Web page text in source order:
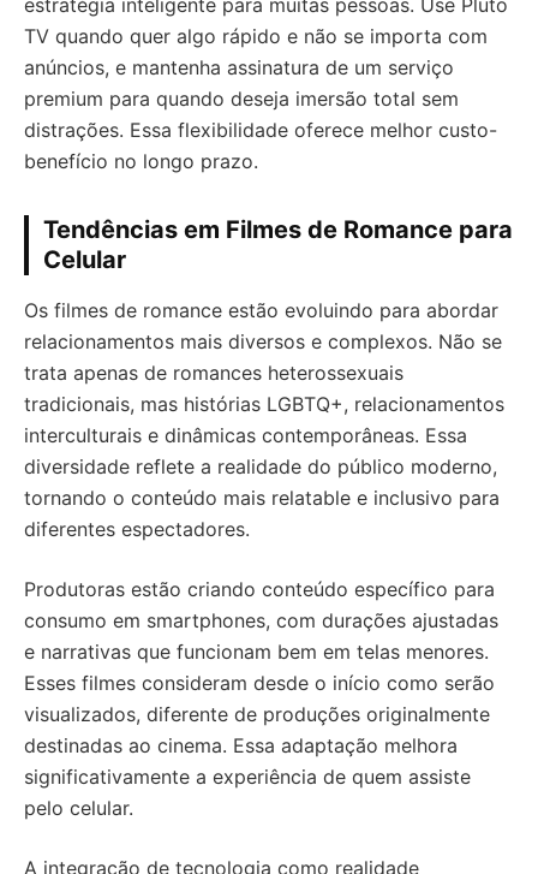
estratégia inteligente para muitas pessoas. Use Pluto
TV quando quer algo rápido e não se importa com
anúncios, e mantenha assinatura de um serviço
premium para quando deseja imersão total sem
distrações. Essa flexibilidade oferece melhor custo-
benefício no longo prazo.
Tendências em Filmes de Romance para
Celular
Os filmes de romance estão evoluindo para abordar
relacionamentos mais diversos e complexos. Não se
trata apenas de romances heterossexuais
tradicionais, mas histórias LGBTQ+, relacionamentos
interculturais e dinâmicas contemporâneas. Essa
diversidade reflete a realidade do público moderno,
tornando o conteúdo mais relatable e inclusivo para
diferentes espectadores.
Produtoras estão criando conteúdo específico para
consumo em smartphones, com durações ajustadas
e narrativas que funcionam bem em telas menores.
Esses filmes consideram desde o início como serão
visualizados, diferente de produções originalmente
destinadas ao cinema. Essa adaptação melhora
significativamente a experiência de quem assiste
pelo celular.
A integração de tecnologia como realidade